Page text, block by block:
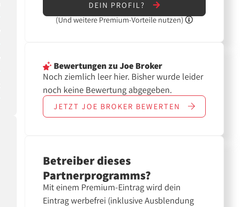
DEIN PROFIL?
(UndweiterePremium-Vorteile nutzen)
Bewertungenzu Joe Broker
Noch ziemlich leer hier. Bisher wurde leider
noch keine Bewertung abgegeben.
JETZT JOE BROKER BEWERTEN
Betreiber dieses
Partnerprogramms?
Mit einem Premium-Eintrag wird dein
Eintrag werbefrei (inklusive Ausblendung